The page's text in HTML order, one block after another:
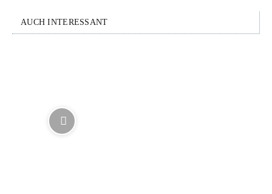
AUCH INTERESSANT